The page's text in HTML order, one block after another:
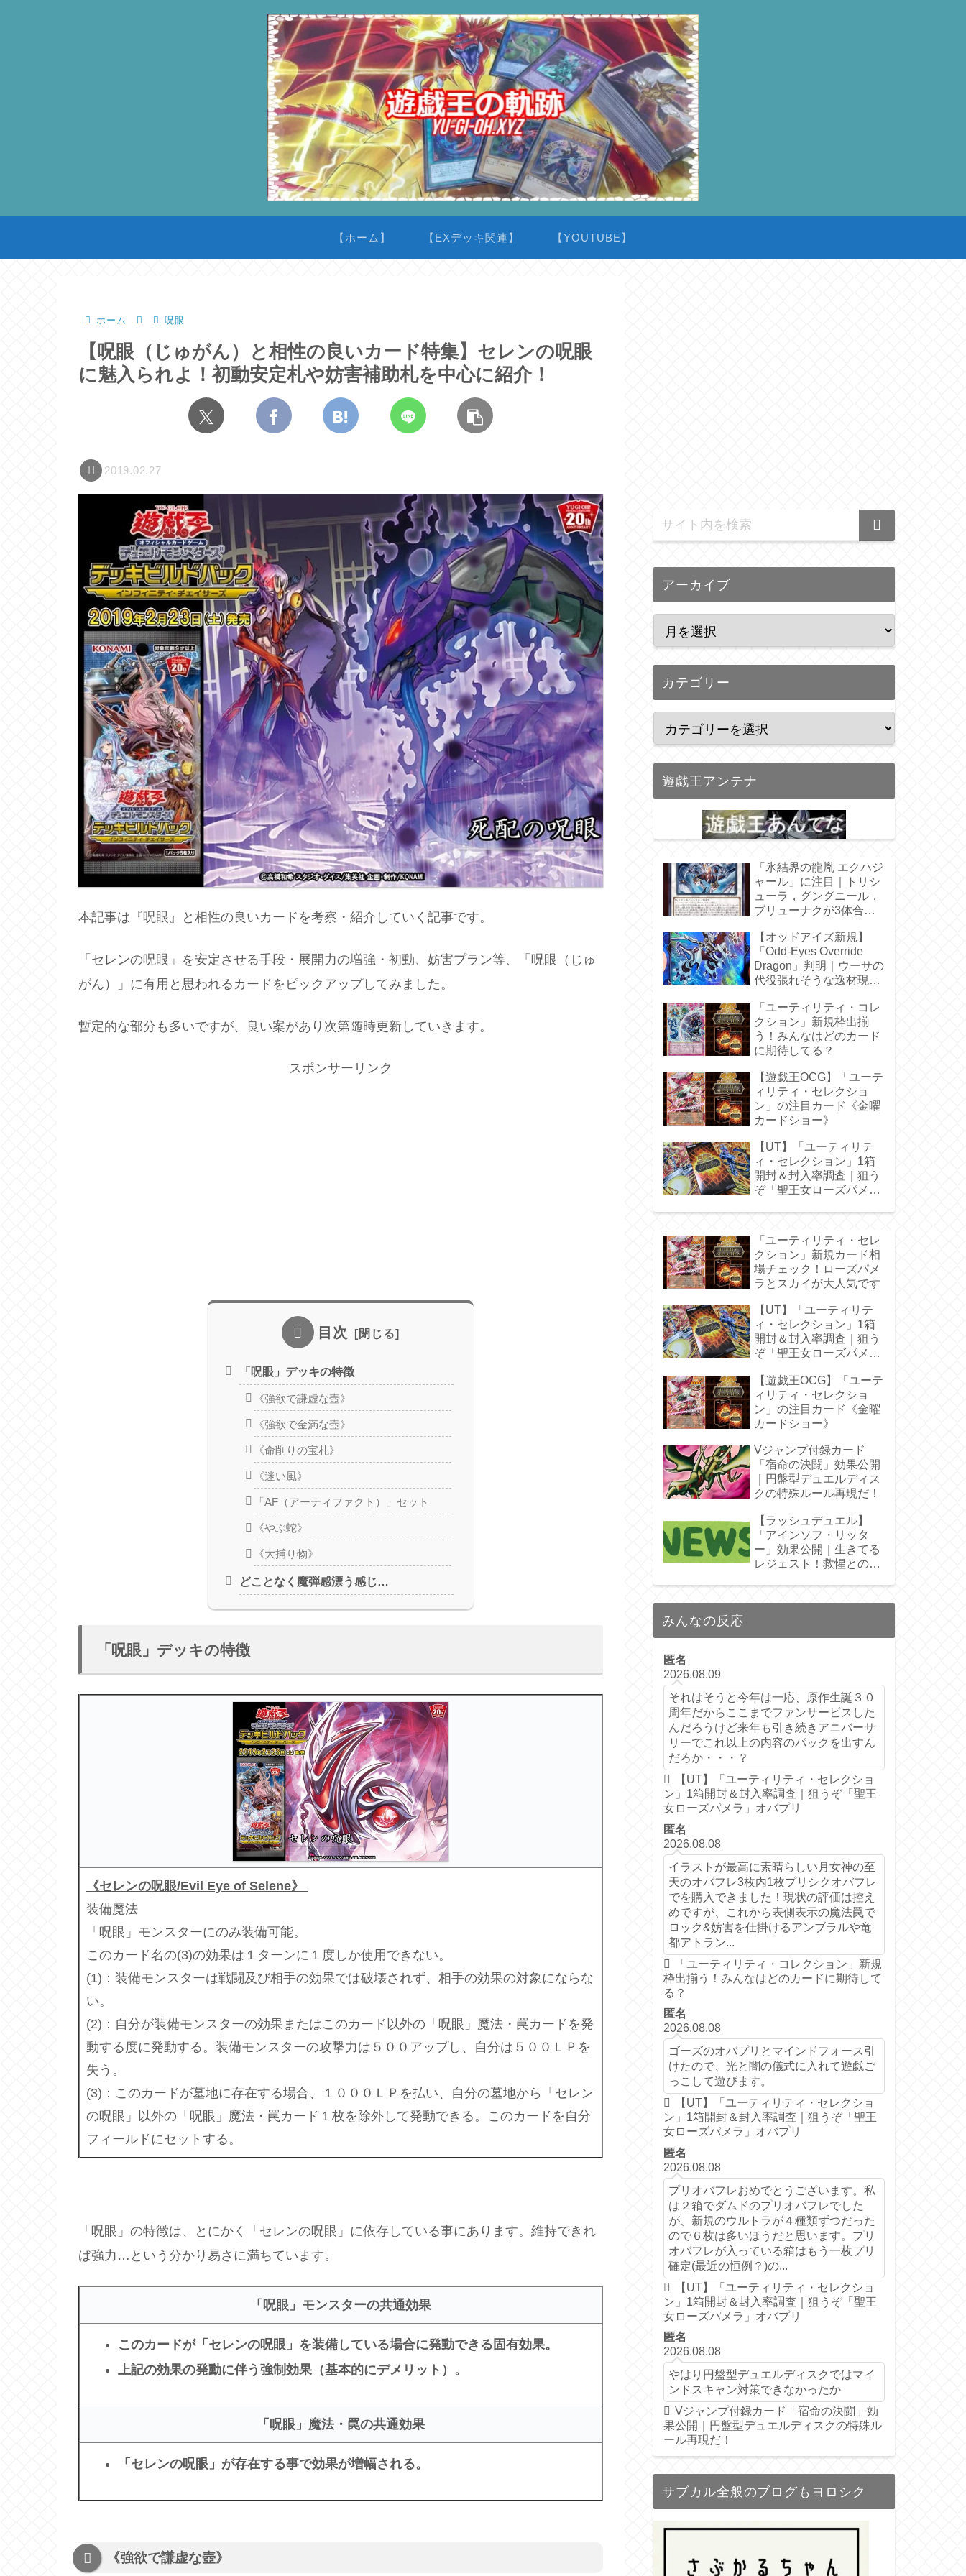
【ホーム】 【EXデッキ関連】 【YOUTUBE】
ホーム 呪眼
【呪眼（じゅがん）と相性の良いカード特集】セレンの呪眼
に魅入られよ！初動安定札や妨害補助札を中心に紹介！
2019.02.27
本記事は『呪眼』と相性の良いカードを考察・紹介していく記事です。
「セレンの呪眼」を安定させる手段・展開力の増強・初動、妨害プラン等、「呪眼（じゅ
がん）」に有用と思われるカードをピックアップしてみました。
暫定的な部分も多いですが、良い案があり次第随時更新していきます。
スポンサーリンク
目次
「呪眼」デッキの特徴
《強欲で謙虚な壺》
《強欲で金満な壺》
《命削りの宝札》
《迷い風》
「AF（アーティファクト）」セット
《やぶ蛇》
《大捕り物》
どことなく魔弾感漂う感じ…
「呪眼」デッキの特徴
《セレンの呪眼/Evil Eye of Selene》
装備魔法
「呪眼」モンスターにのみ装備可能。
このカード名の(3)の効果は１ターンに１度しか使用できない。
(1)：装備モンスターは戦闘及び相手の効果では破壊されず、相手の効果の対象にならな
い。
(2)：自分が装備モンスターの効果またはこのカード以外の「呪眼」魔法・罠カードを発
動する度に発動する。装備モンスターの攻撃力は５００アップし、自分は５００ＬＰを
失う。
(3)：このカードが墓地に存在する場合、１０００ＬＰを払い、自分の墓地から「セレン
の呪眼」以外の「呪眼」魔法・罠カード１枚を除外して発動できる。このカードを自分
フィールドにセットする。
「呪眼」の特徴は、とにかく「セレンの呪眼」に依存している事にあります。維持できれ
ば強力…という分かり易さに満ちています。
「呪眼」モンスターの共通効果
このカードが「セレンの呪眼」を装備している場合に発動できる固有効果。
上記の効果の発動に伴う強制効果（基本的にデメリット）。
「呪眼」魔法・罠の共通効果
「セレンの呪眼」が存在する事で効果が増幅される。
《強欲で謙虚な壺》
アーカイブ
カテゴリー
遊戯王アンテナ
「氷結界の龍胤 エクハジ
ャール」に注目｜トリシ
ューラ，グングニール，
ブリューナクが3体合
【オッドアイズ新規】
「Odd-Eyes Override
Dragon」判明｜ウーサの
代役張れそうな逸材現
「ユーティリティ・コレ
クション」新規枠出揃
う！みんなはどのカード
に期待してる？
【遊戯王OCG】「ユーテ
ィリティ・セレクショ
ン」の注目カード《金曜
カードショー》
【UT】「ユーティリテ
ィ・セレクション」1箱
開封＆封入率調査｜狙う
ぞ「聖王女ローズパメ
「ユーティリティ・セレ
クション」新規カード相
場チェック！ローズパメ
ラとスカイが大人気です
【UT】「ユーティリテ
ィ・セレクション」1箱
開封＆封入率調査｜狙う
ぞ「聖王女ローズパメ
【遊戯王OCG】「ユーテ
ィリティ・セレクショ
ン」の注目カード《金曜
カードショー》
Vジャンプ付録カード
「宿命の決闘」効果公開
｜円盤型デュエルディス
クの特殊ルール再現だ！
【ラッシュデュエル】
「アインソフ・リッタ
ー」効果公開｜生きてる
レジェスト！救惺との相
みんなの反応
匿名
2026.08.09
それはそうと今年は一応、原作生誕３０
周年だからここまでファンサービスした
んだろうけど来年も引き続きアニバーサ
リーでこれ以上の内容のパックを出すん
だろか・・・？
【UT】「ユーティリティ・セレクショ
ン」1箱開封＆封入率調査｜狙うぞ「聖王
女ローズパメラ」オバプリ
匿名
2026.08.08
イラストが最高に素晴らしい月女神の至
天のオバフレ3枚内1枚プリシクオバフレ
でを購入できました！現状の評価は控え
めですが、これから表側表示の魔法罠で
ロック&妨害を仕掛けるアンブラルや竜
都アトラン...
「ユーティリティ・コレクション」新規
枠出揃う！みんなはどのカードに期待して
る？
匿名
2026.08.08
ゴーズのオバプリとマインドフォース引
けたので、光と闇の儀式に入れて遊戯ご
っこして遊びます。
【UT】「ユーティリティ・セレクショ
ン」1箱開封＆封入率調査｜狙うぞ「聖王
女ローズパメラ」オバプリ
匿名
2026.08.08
プリオバフレおめでとうございます。私
は２箱でダムドのプリオバフレでした
が、新規のウルトラが４種類ずつだった
ので６枚は多いほうだと思います。プリ
オバフレが入っている箱はもう一枚プリ
確定(最近の恒例？)の...
【UT】「ユーティリティ・セレクショ
ン」1箱開封＆封入率調査｜狙うぞ「聖王
女ローズパメラ」オバプリ
匿名
2026.08.08
やはり円盤型デュエルディスクではマイ
ンドスキャン対策できなかったか
Vジャンプ付録カード「宿命の決闘」効
果公開｜円盤型デュエルディスクの特殊ル
ール再現だ！
サブカル全般のブログもヨロシク